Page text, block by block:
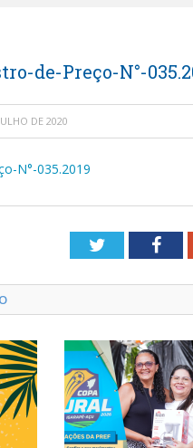
de-Preço-N°-
DE 2020
N°-035.2019
Twitter